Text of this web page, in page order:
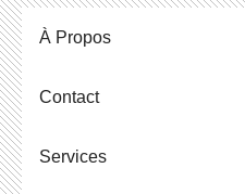
À Propos
Contact
Ser­vices